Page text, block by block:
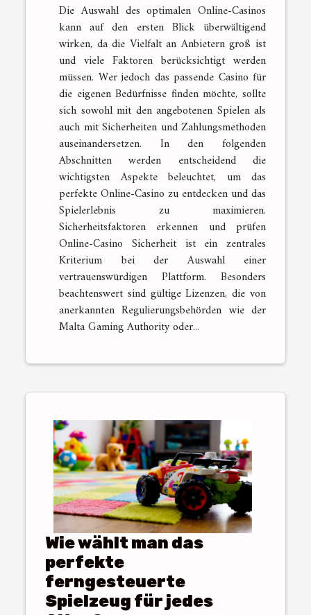
Die Auswahl des optimalen Online-Casinos
kann auf den ersten Blick überwältigend
wirken, da die Vielfalt an Anbietern groß ist
und viele Faktoren berücksichtigt werden
müssen. Wer jedoch das passende Casino für
die eigenen Bedürfnisse finden möchte, sollte
sich sowohl mit den angebotenen Spielen als
auch mit Sicherheiten und Zahlungsmethoden
auseinandersetzen. In den folgenden
Abschnitten werden entscheidend die
wichtigsten Aspekte beleuchtet, um das
perfekte Online-Casino zu entdecken und das
Spielerlebnis zu maximieren.
Sicherheitsfaktoren erkennen und prüfen
Online-Casino Sicherheit ist ein zentrales
Kriterium bei der Auswahl einer
vertrauenswürdigen Plattform. Besonders
beachtenswert sind gültige Lizenzen, die von
anerkannten Regulierungsbehörden wie der
Malta Gaming Authority oder...
Wie wählt man das
perfekte
ferngesteuerte
Spielzeug für jedes